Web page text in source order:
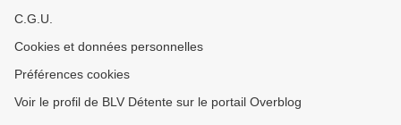
C.G.U.
Cookies et données personnelles
Préférences cookies
Voir le profil de BLV Détente sur le portail Overblog